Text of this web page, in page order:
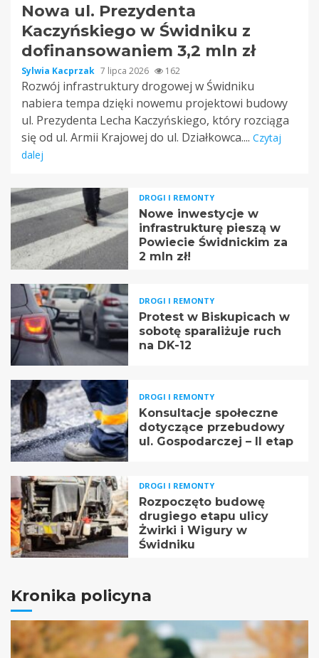
Nowa ul. Prezydenta
Kaczyńskiego w Świdniku z
dofinansowaniem 3,2 mln zł
Sylwia Kacprzak 7 lipca 2026 162
Rozwój infrastruktury drogowej w Świdniku
nabiera tempa dzięki nowemu projektowi budowy
ul. Prezydenta Lecha Kaczyńskiego, który rozciąga
się od ul. Armii Krajowej do ul. Działkowca.... Czytaj
dalej
DROGI I REMONTY
Nowe inwestycje w
infrastrukturę pieszą w
Powiecie Świdnickim za
2 mln zł!
DROGI I REMONTY
Protest w Biskupicach w
sobotę sparaliżuje ruch
na DK-12
DROGI I REMONTY
Konsultacje społeczne
dotyczące przebudowy
ul. Gospodarczej – II etap
DROGI I REMONTY
Rozpoczęto budowę
drugiego etapu ulicy
Żwirki i Wigury w
Świdniku
Kronika policyna